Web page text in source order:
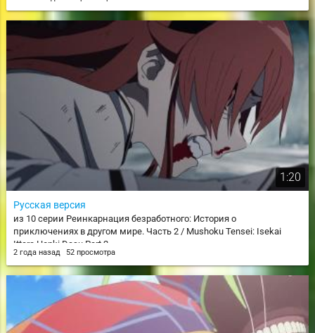
1:20
Русская версия
из 10 серии Реинкарнация безработного: История о
приключениях в другом мире. Часть 2 / Mushoku Tensei: Isekai
Ittara Honki Dasu Part 2
2 года назад 52 просмотра